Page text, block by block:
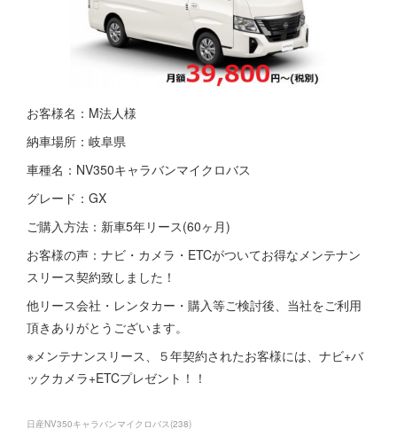
お客様名：M法人様
納車場所：岐阜県
車種名：NV350キャラバンマイクロバス
グレード：GX
ご購入方法：新車5年リース(60ヶ月)
お客様の声：ナビ・カメラ・ETCがついてお得なメンテナン
スリース契約致しました！
他リース会社・レンタカー・購入等ご検討後、当社をご利用
頂きありがとうございます。
※メンテナンスリース、５年契約されたお客様には、ナビ+バ
ックカメラ+ETCプレゼント！！
日産NV350キャラバンマイクロバス(238)